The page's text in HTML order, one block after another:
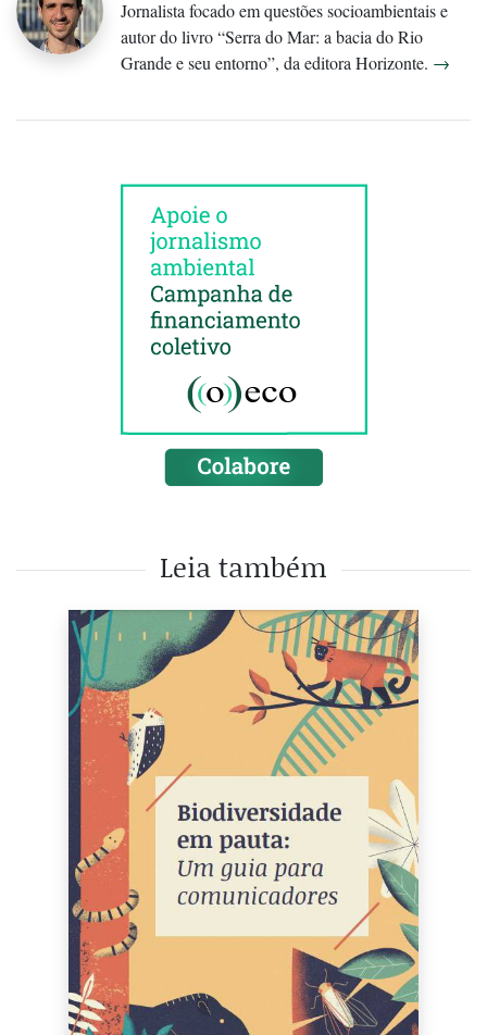
Jornalista focado em questões socioambientais e
autor do livro “Serra do Mar: a bacia do Rio
Grande e seu entorno”, da editora Horizonte. →
Leia também